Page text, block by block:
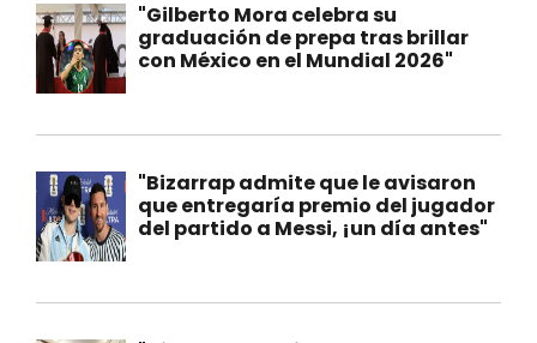
"Gilberto Mora celebra su
graduación de prepa tras brillar
con México en el Mundial 2026"
"Bizarrap admite que le avisaron
que entregaría premio del jugador
del partido a Messi, ¡un día antes"